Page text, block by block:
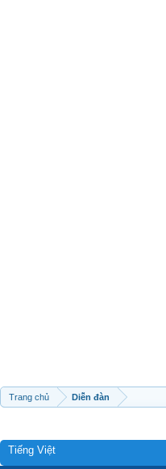
Trang chủ Diễn đàn
Tiếng Việt